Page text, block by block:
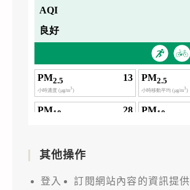
其他操作
登入
訂閱網站內容的資訊提供